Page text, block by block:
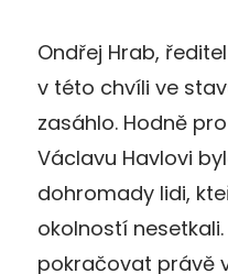
Ondřej Hrab, ředitel
v této chvíli ve
zasáhlo. Hodně
Václavu Havlovi
dohromady lidi,
okolností
pokračovat právě